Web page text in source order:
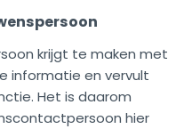
krijgt te maken met
informatie en vervult
Het is daarom
hier